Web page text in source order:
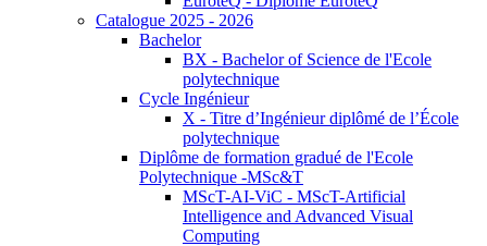
Catalogue 2025 - 2026
Bachelor
BX - Bachelor of Science de l'Ecole
polytechnique
Cycle Ingénieur
X - Titre d’Ingénieur diplômé de l’École
polytechnique
Diplôme de formation gradué de l'Ecole
Polytechnique -MSc&T
MScT-AI-ViC - MScT-Artificial
Intelligence and Advanced Visual
Computing